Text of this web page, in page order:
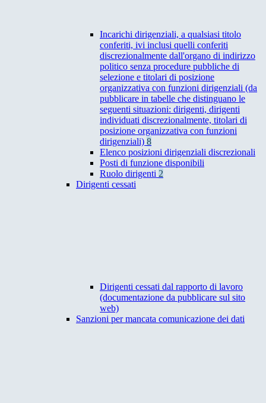
Incarichi dirigenziali, a qualsiasi titolo
conferiti, ivi inclusi quelli conferiti
discrezionalmente dall'organo di indirizzo
politico senza procedure pubbliche di
selezione e titolari di posizione
organizzativa con funzioni dirigenziali (da
pubblicare in tabelle che distinguano le
seguenti situazioni: dirigenti, dirigenti
individuati discrezionalmente, titolari di
posizione organizzativa con funzioni
dirigenziali) 8
Elenco posizioni dirigenziali discrezionali
Posti di funzione disponibili
Ruolo dirigenti 2
Dirigenti cessati
Dirigenti cessati dal rapporto di lavoro
(documentazione da pubblicare sul sito
web)
Sanzioni per mancata comunicazione dei dati